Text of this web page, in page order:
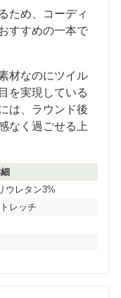
ため、コーディ
すすめの一本で
材なのにツイル
を実現している
は、ラウンド後
なく過ごせる上
ウレタン3%
レッチ